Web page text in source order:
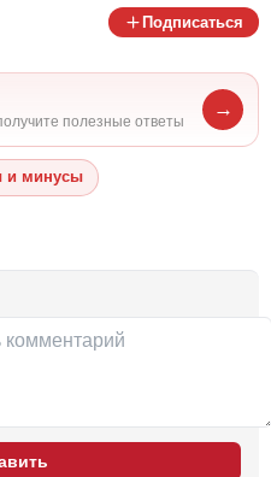
Подписаться
полезные ответы
→
и минусы